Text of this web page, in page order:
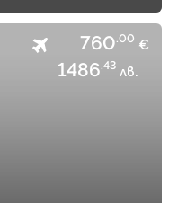
760.00 €
1486.43 лв.